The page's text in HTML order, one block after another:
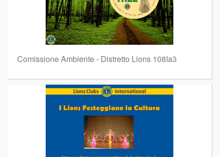
Comissione Ambiente - Distretto Lions 108Ia3